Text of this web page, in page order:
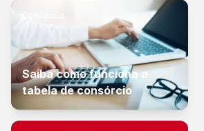
Saiba como funciona a
tabela de consórcio